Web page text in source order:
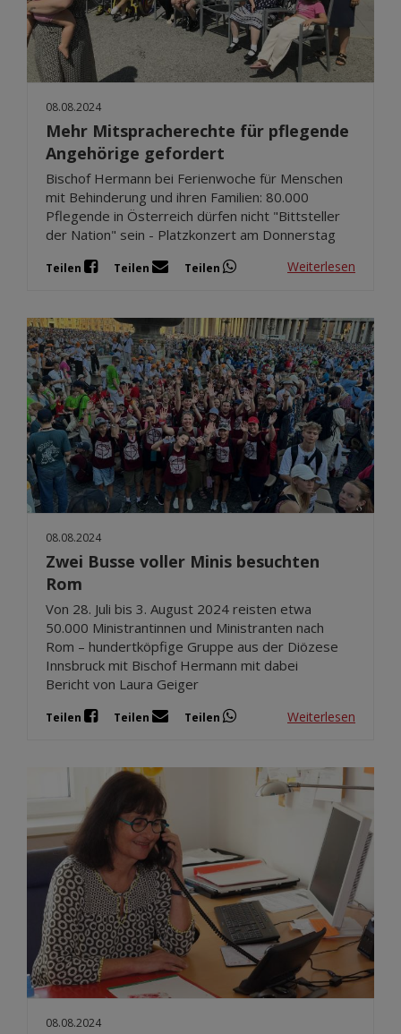
08.08.2024
Mehr Mitspracherechte für pflegende
Angehörige gefordert
Bischof Hermann bei Ferienwoche für Menschen
mit Behinderung und ihren Familien: 80.000
Pflegende in Österreich dürfen nicht "Bittsteller
der Nation" sein - Platzkonzert am Donnerstag
Teilen Teilen Teilen Weiterlesen
08.08.2024
Zwei Busse voller Minis besuchten
Rom
Von 28. Juli bis 3. August 2024 reisten etwa
50.000 Ministrantinnen und Ministranten nach
Rom – hundertköpfige Gruppe aus der Diözese
Innsbruck mit Bischof Hermann mit dabei
Bericht von Laura Geiger
Teilen Teilen Teilen Weiterlesen
08.08.2024